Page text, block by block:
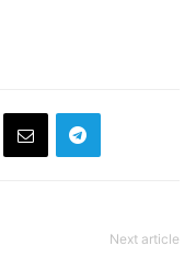
Next article